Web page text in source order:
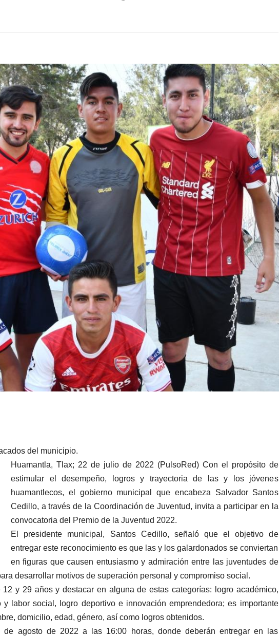
del municipio.
Huamantla, Tlax; 22 de julio de 2022 (PulsoRed) Con el propósito de
estimular el desempeño, logros y trayectoria de las y los jóvenes
huamantlecos, el gobierno municipal que encabeza Salvador Santos
Cedillo, a través de la Coordinación de Juventud, invita a participar en la
convocatoria del Premio de la Juventud 2022.
El presidente municipal, Santos Cedillo, señaló que el objetivo de
entregar este reconocimiento es que las y los galardonados se conviertan
en figuras que causen entusiasmo y admiración entre las juventudes de
desarrollar motivos de superación personal y compromiso social.
y 29 años y destacar en alguna de estas categorías: logro académico,
labor social, logro deportivo e innovación emprendedora; es importante
domicilio, edad, género, así como logros obtenidos.
agosto de 2022 a las 16:00 horas, donde deberán entregar en las